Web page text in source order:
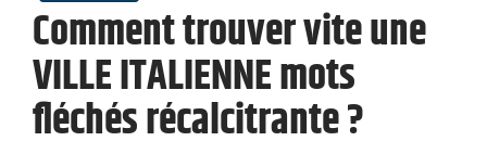
Comment trouver vite une
VILLE ITALIENNE mots
fléchés récalcitrante ?